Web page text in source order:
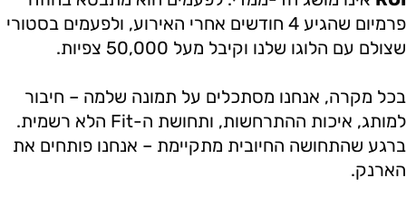
פרמיום שהגיע 4 חודשים אחרי האירוע, ולפעמים בסטורי
שצולם עם הלוגו שלנו וקיבל מעל 50,000 צפיות.
בכל מקרה, אנחנו מסתכלים על תמונה שלמה – חיבור
למותג, איכות ההתרחשות, ותחושת ה-Fit הלא רשמית.
ברגע שהתחושה החיובית מתקיימת – אנחנו פותחים את
הארנק.